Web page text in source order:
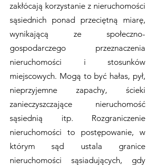
zakłócają korzystanie z nieruchomości
sąsiednich ponad przeciętną miarę,
wynikającą ze społeczno-
gospodarczego przeznaczenia
nieruchomości i stosunków
miejscowych. Mogą to być hałas, pył,
nieprzyjemne zapachy, ścieki
zanieczyszczające nieruchomość
sąsiednią itp. Rozgraniczenie
nieruchomości to postępowanie, w
którym sąd ustala granice
nieruchomości sąsiadujących, gdy